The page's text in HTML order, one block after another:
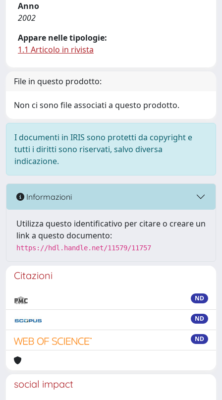
Anno
2002
Appare nelle tipologie:
1.1 Articolo in rivista
File in questo prodotto:
Non ci sono file associati a questo prodotto.
I documenti in IRIS sono protetti da copyright e
tutti i diritti sono riservati, salvo diversa
indicazione.
Informazioni
Utilizza questo identificativo per citare o creare un
link a questo documento:
https://hdl.handle.net/11579/11757
Citazioni
ND
ND
ND
social impact